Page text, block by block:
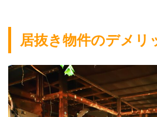
居抜き物件のデメリ